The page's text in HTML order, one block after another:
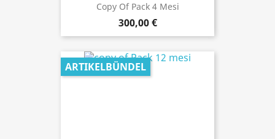
Copy Of Pack 4 Mesi
300,00 €
ARTIKELBÜNDEL